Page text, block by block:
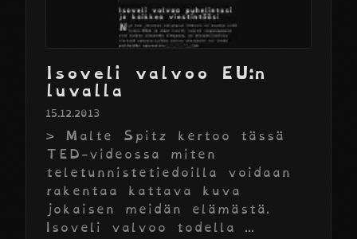
Isoveli valvoo EU:n
luvalla
15.12.2013
> Malte Spitz kertoo tässä
TED-videossa miten
teletunnistetiedoilla voidaan
rakentaa kattava kuva
jokaisen meidän elämästä.
Isoveli valvoo todella ...